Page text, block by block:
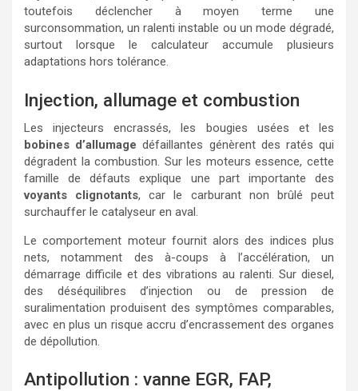
toutefois déclencher à moyen terme une
surconsommation, un ralenti instable ou un mode dégradé,
surtout lorsque le calculateur accumule plusieurs
adaptations hors tolérance.
Injection, allumage et combustion
Les injecteurs encrassés, les bougies usées et les
bobines d’allumage défaillantes génèrent des ratés qui
dégradent la combustion. Sur les moteurs essence, cette
famille de défauts explique une part importante des
voyants clignotants, car le carburant non brûlé peut
surchauffer le catalyseur en aval.
Le comportement moteur fournit alors des indices plus
nets, notamment des à-coups à l’accélération, un
démarrage difficile et des vibrations au ralenti. Sur diesel,
des déséquilibres d’injection ou de pression de
suralimentation produisent des symptômes comparables,
avec en plus un risque accru d’encrassement des organes
de dépollution.
Antipollution : vanne EGR, FAP,